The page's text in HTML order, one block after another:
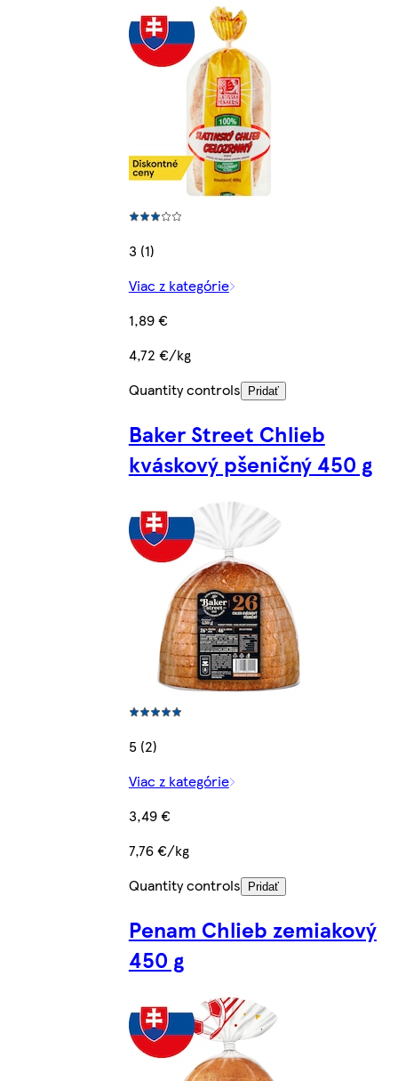
3 (1)
Viac z kategórie
1,89 €
4,72 €/kg
Quantity controls
Pridať
Baker Street Chlieb
kváskový pšeničný 450 g
5 (2)
Viac z kategórie
3,49 €
7,76 €/kg
Quantity controls
Pridať
Penam Chlieb zemiakový
450 g